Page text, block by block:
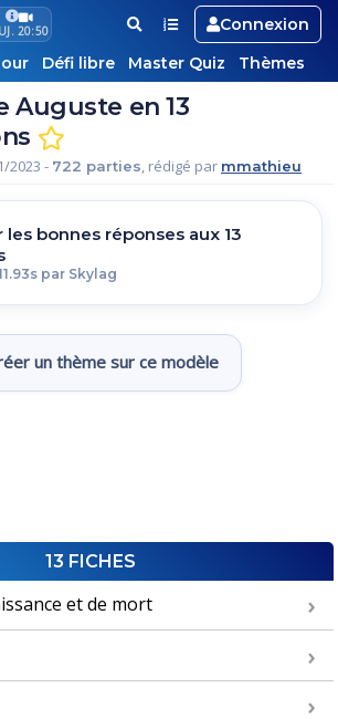
20:50
Connexion
Défi libre Master Quiz Thèmes
Auguste en 13
2023 - 722 parties, rédigé par mmathieu
les bonnes réponses aux 13
par Skylag
un thème sur ce modèle
13 FICHES
et de mort